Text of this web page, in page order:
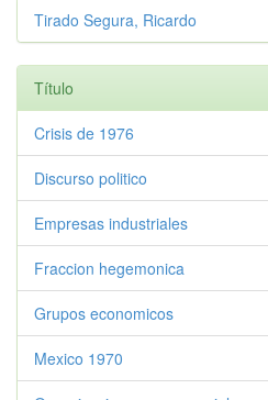
Tirado Segura, Ricardo
Título
Crisis de 1976
Discurso politico
Empresas industriales
Fraccion hegemonica
Grupos economicos
Mexico 1970